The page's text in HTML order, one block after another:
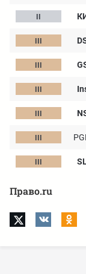
Право.ru